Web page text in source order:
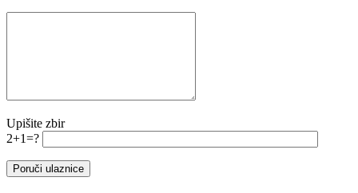
Upišite zbir
2+1=?